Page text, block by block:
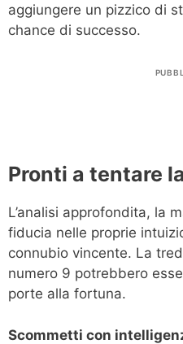
aggiungere un pizzico di
chance di successo.
Pronti a tentare
L’analisi approfondita, la
fiducia nelle proprie
connubio vincente. La
numero 9 potrebbero
porte alla fortuna.
Scommetti con